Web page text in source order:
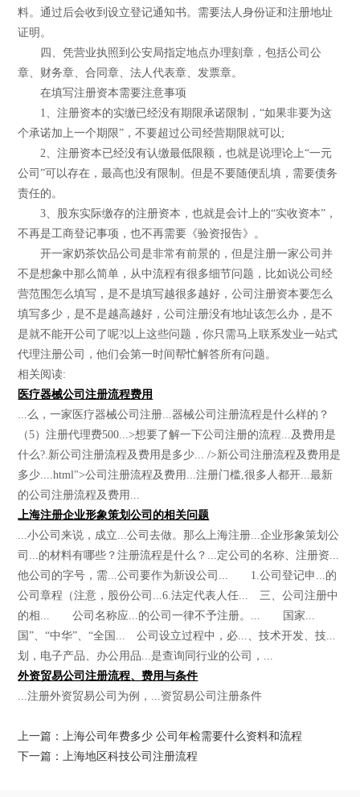
料。通过后会收到设立登记通知书。需要法人身份证和注册地址
证明。
四、凭营业执照到公安局指定地点办理刻章，包括公司公
章、财务章、合同章、法人代表章、发票章。
在填写注册资本需要注意事项
1、注册资本的实缴已经没有期限承诺限制，“如果非要为这
个承诺加上一个期限”，不要超过公司经营期限就可以;
2、注册资本已经没有认缴最低限额，也就是说理论上“一元
公司”可以存在，最高也没有限制。但是不要随便乱填，需要债务
责任的。
3、股东实际缴存的注册资本，也就是会计上的“实收资本”，
不再是工商登记事项，也不再需要《验资报告》。
开一家奶茶饮品公司是非常有前景的，但是注册一家公司并
不是想象中那么简单，从中流程有很多细节问题，比如说公司经
营范围怎么填写，是不是填写越很多越好，公司注册资本要怎么
填写多少，是不是越高越好，公司注册没有地址该怎么办，是不
是就不能开公司了呢?以上这些问题，你只需马上联系发业一站式
代理注册公司，他们会第一时间帮忙解答所有问题。
相关阅读:
医疗器械公司注册流程费用
...么，一家医疗器械公司注册...器械公司注册流程是什么样的？
（5）注册代理费500...>想要了解一下公司注册的流程...及费用是
什么?.新公司注册流程及费用是多少... />新公司注册流程及费用是
多少....html">公司注册流程及费用...注册门槛,很多人都开...最新
的公司注册流程及费用...
上海注册企业形象策划公司的相关问题
...小公司来说，成立...公司去做。那么上海注册...企业形象策划公
司...的材料有哪些？注册流程是什么？...定公司的名称、注册资...
他公司的字号，需...公司要作为新设公司... 1.公司登记申...的
公司章程（注意，股份公司...6.法定代表人任... 三、公司注册中
的相... 公司名称应...的公司一律不予注册。... 国家...
国”、“中华”、“全国... 公司设立过程中，必...、技术开发、技...
划，电子产品、办公用品...是查询同行业的公司，...
外资贸易公司注册流程、费用与条件
...注册外资贸易公司为例，...资贸易公司注册条件
上一篇：上海公司年费多少 公司年检需要什么资料和流程
下一篇：上海地区科技公司注册流程